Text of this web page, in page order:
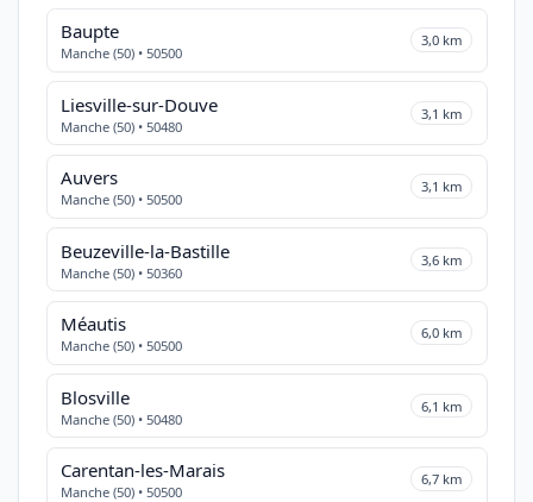
Baupte
Manche (50) • 50500
3,0 km
Liesville-sur-Douve
Manche (50) • 50480
3,1 km
Auvers
Manche (50) • 50500
3,1 km
Beuzeville-la-Bastille
Manche (50) • 50360
3,6 km
Méautis
Manche (50) • 50500
6,0 km
Blosville
Manche (50) • 50480
6,1 km
Carentan-les-Marais
Manche (50) • 50500
6,7 km